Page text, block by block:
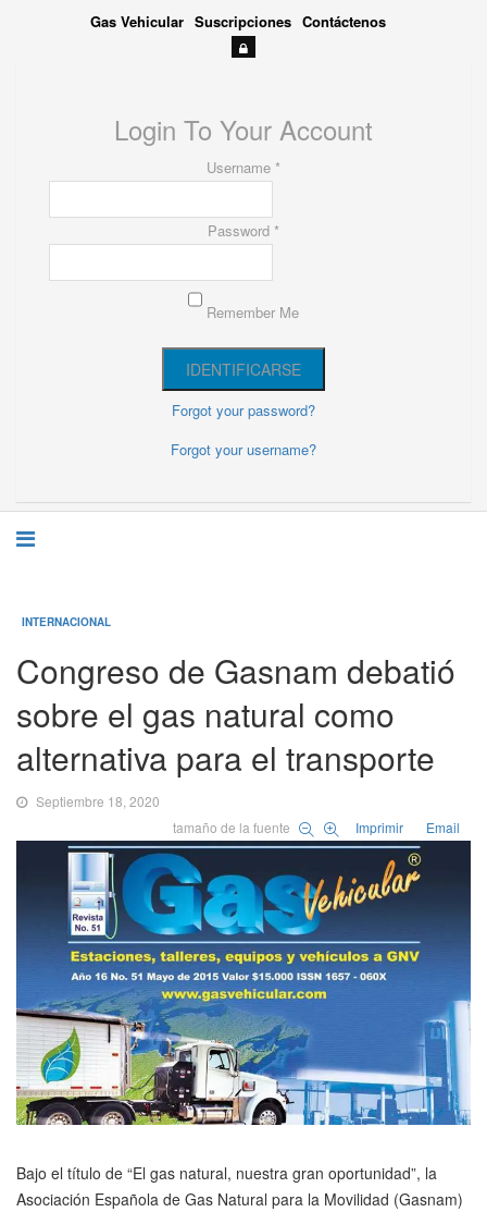
Gas Vehicular Suscripciones Contáctenos
Login To Your Account
Username *
Password *
Remember Me
Forgot your password?
Forgot your username?
INTERNACIONAL
Congreso de Gasnam debatió
sobre el gas natural como
alternativa para el transporte
Septiembre 18, 2020
tamaño de la fuente
Imprimir Email
Bajo el título de “El gas natural, nuestra gran oportunidad”, la
Asociación Española de Gas Natural para la Movilidad (Gasnam)